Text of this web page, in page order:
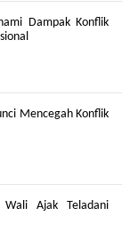
Dampak Konflik
Mencegah Konflik
Wali Ajak Teladani